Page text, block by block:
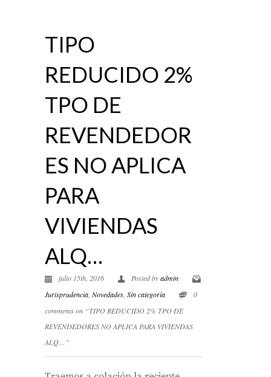
TIPO
REDUCIDO 2%
TPO DE
REVENDEDOR
ES NO APLICA
PARA
VIVIENDAS
ALQ…
julio 15th, 2016 Posted byadmin
Jurisprudencia, Novedades, Sin categoría
0
comments on “TIPO REDUCIDO 2% TPO DE
REVENDEDORES NO APLICA PARA VIVIENDAS
ALQ…”